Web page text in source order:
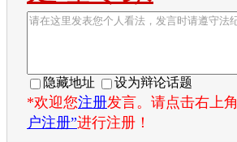
隐藏地址 设为辩论话题
*欢迎您注册发言。请点击右上角
户注册”进行注册！